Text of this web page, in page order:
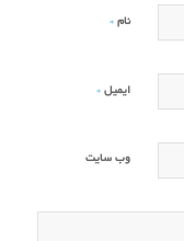
نام *
ایمیل *
وب‌ سایت